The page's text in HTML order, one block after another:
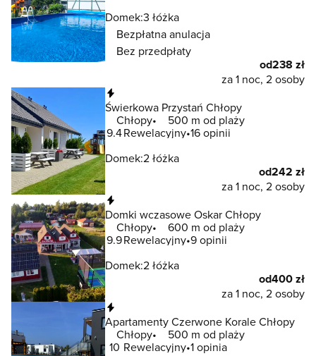
Domek:3 łóżka
Bezpłatna anulacja
Bez przedpłaty
od238 zł
za 1 noc, 2 osoby
Świerkowa Przystań Chłopy
Chłopy
500 m od plaży
9.4Rewelacyjny 16 opinii
Domek:2 łóżka
od242 zł
za 1 noc, 2 osoby
Domki wczasowe Oskar Chłopy
Chłopy
600 m od plaży
9.9Rewelacyjny 9 opinii
Domek:2 łóżka
od400 zł
za 1 noc, 2 osoby
Apartamenty Czerwone Korale Chłopy
Chłopy
500 m od plaży
10 Rewelacyjny 1 opinia